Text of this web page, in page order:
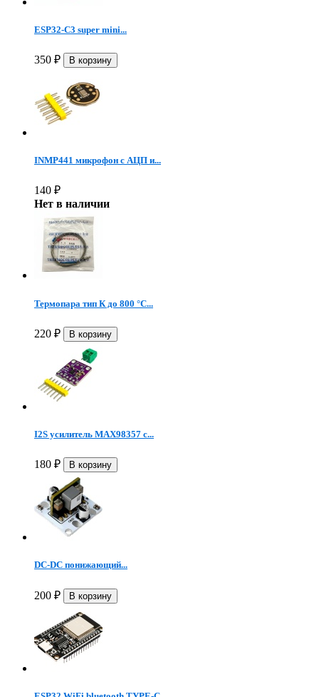
ESP32-C3 super mini...
350 ₽
INMP441 микрофон c АЦП и...
140 ₽
Нет в наличии
Термопара тип К до 800 °C...
220 ₽
I2S усилитель MAX98357 с...
180 ₽
DC-DC понижающий...
200 ₽